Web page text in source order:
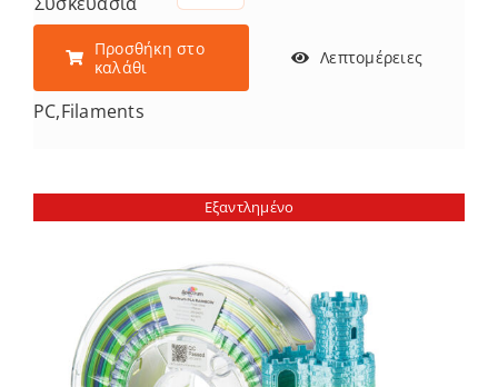
Προσθήκη στο
καλάθι
Λεπτομέρειες
PC,Filaments
Εξαντλημένο